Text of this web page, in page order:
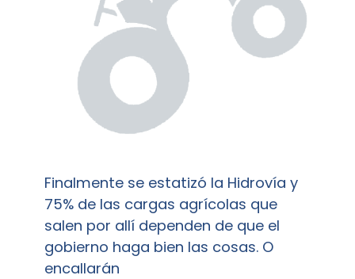
Finalmente se estatizó la Hidrovía y
75% de las cargas agrícolas que
salen por allí dependen de que el
gobierno haga bien las cosas. O
encallarán